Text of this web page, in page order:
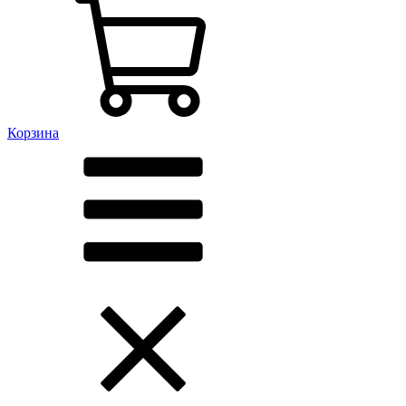
Корзина